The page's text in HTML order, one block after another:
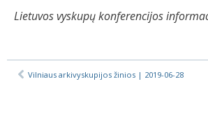
Lietuvos vyskupų konferencijos
Vilniaus arkivyskupijos žinios | 2019-06-28